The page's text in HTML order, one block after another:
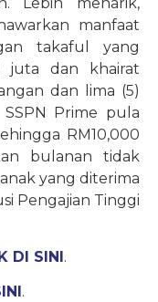
manfaat
takaful yang
juta dan khairat
dan lima (5)
Prime pula
RM10,000
bulanan tidak
yang diterima
Pengajian Tinggi
DI SINI.
.